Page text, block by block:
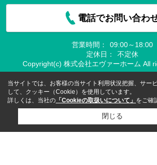
電話でお問い合わ
営業時間：
09:00～18:00
定休日：
不定休
Copyright(c) 株式会社エヴァーホーム All
当サイトでは、お客様の当サイト利用状況把握、サー
して、クッキー（Cookie）を使用しています。
詳しくは、当社の 「Cookieの取扱いについて」 をご確
閉じる